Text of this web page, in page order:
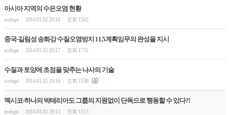
아시아 지역의 수은오염 현황
ecobgri 2014.01.02 20:18 조회 1562
중국-길림성 송화강 수질오염방지 11.5계획임무의 완성을 지시
ecobgri 2014.01.02 20:17 조회 1731
수질과 토양에 초점을 맞추는 나사의 기술
ecobgri 2014.01.02 20:16 조회 1538
멕시코-하나의 박테리아도 그룹의 지원없이 단독으로 행동할 수 있다?!
ecobgri 2014.01.02 20:15 조회 1513